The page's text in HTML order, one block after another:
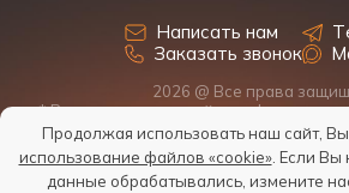
Написать нам
Заказать звонок
2026 @ Все права
* Размещенная на сайте информация о
является офертой, наличие,
обсуждаются индивидуально у
Политика обработки
Продолжая использовать наш сайт,
использование файлов «cookie». Если Вы
данные обрабатывались, измените